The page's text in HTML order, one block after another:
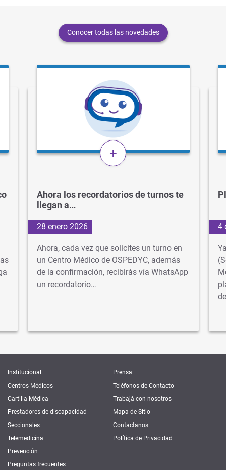
Conocer todas las novedades
+
Ahora los recordatorios de turnos te
llegan a…
28 enero 2026
Ahora, cada vez que solicites un turno en
un Centro Médico de OSPEDYC, además
de la confirmación, recibirás vía WhatsApp
un recordatorio…
4
Institucional
Centros Médicos
Cartilla Médica
Prestadores de discapacidad
Seccionales
Telemedicina
Prevención
Preguntas frecuentes
Prensa
Teléfonos de Contacto
Trabajá con nosotros
Mapa de Sitio
Contactanos
Política de Privacidad